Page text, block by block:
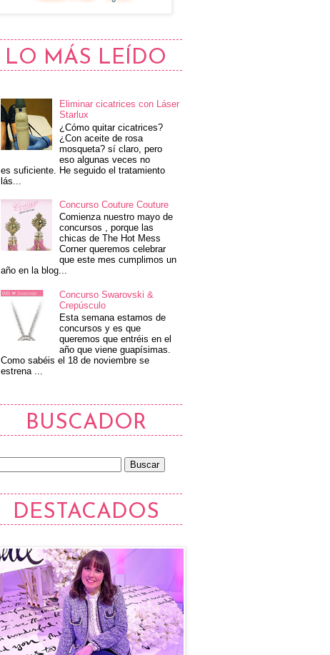
LO MÁS LEÍDO
Eliminar cicatrices con Láser
Starlux
¿Cómo quitar cicatrices?
¿Con aceite de rosa
mosqueta? sí claro, pero
eso algunas veces no
es suficiente. He seguido el tratamiento
lás...
Concurso Couture Couture
Comienza nuestro mayo de
concursos , porque las
chicas de The Hot Mess
Corner queremos celebrar
que este mes cumplimos un
año en la blog...
Concurso Swarovski &
Crepúsculo
Esta semana estamos de
concursos y es que
queremos que entréis en el
año que viene guapísimas.
Como sabéis el 18 de noviembre se
estrena ...
BUSCADOR
DESTACADOS